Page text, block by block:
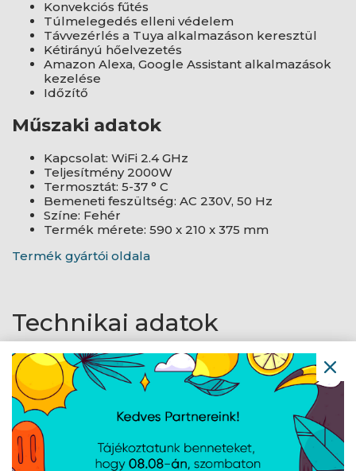
Konvekciós fűtés
Túlmelegedés elleni védelem
Távvezérlés a Tuya alkalmazáson keresztül
Kétirányú hőelvezetés
Amazon Alexa, Google Assistant alkalmazások
kezelése
Időzítő
Műszaki adatok
Kapcsolat: WiFi 2.4 GHz
Teljesítmény 2000W
Termosztát: 5-37 ° C
Bemeneti feszültség: AC 230V, 50 Hz
Színe: Fehér
Termék mérete: 590 x 210 x 375 mm
Termék gyártói oldala
Technikai adatok
Műszaki
adatok
Termék típusa